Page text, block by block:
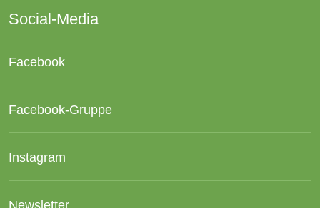
Social-Media
Facebook
Facebook-Gruppe
Instagram
Newsletter